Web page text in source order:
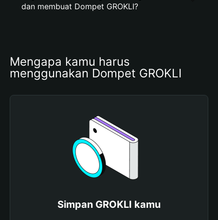
dan membuat Dompet GROKLI?
Mengapa kamu harus
menggunakan Dompet GROKLI
Simpan GROKLI kamu